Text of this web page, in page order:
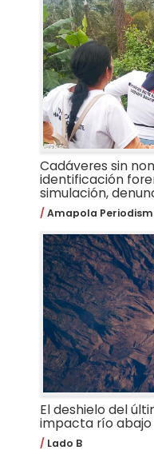
Cadáveres sin
identificación
simulación,
Amapola
El deshielo del
impacta río abajo
Lado B